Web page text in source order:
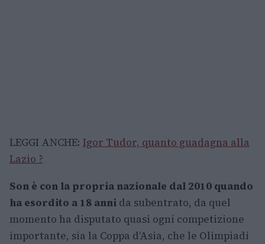
LEGGI ANCHE: Igor Tudor, quanto guadagna alla
Lazio ?
Son è con la propria nazionale dal 2010 quando
ha esordito a 18 anni da subentrato, da quel
momento ha disputato quasi ogni competizione
importante, sia la Coppa d’Asia, che le Olimpiadi